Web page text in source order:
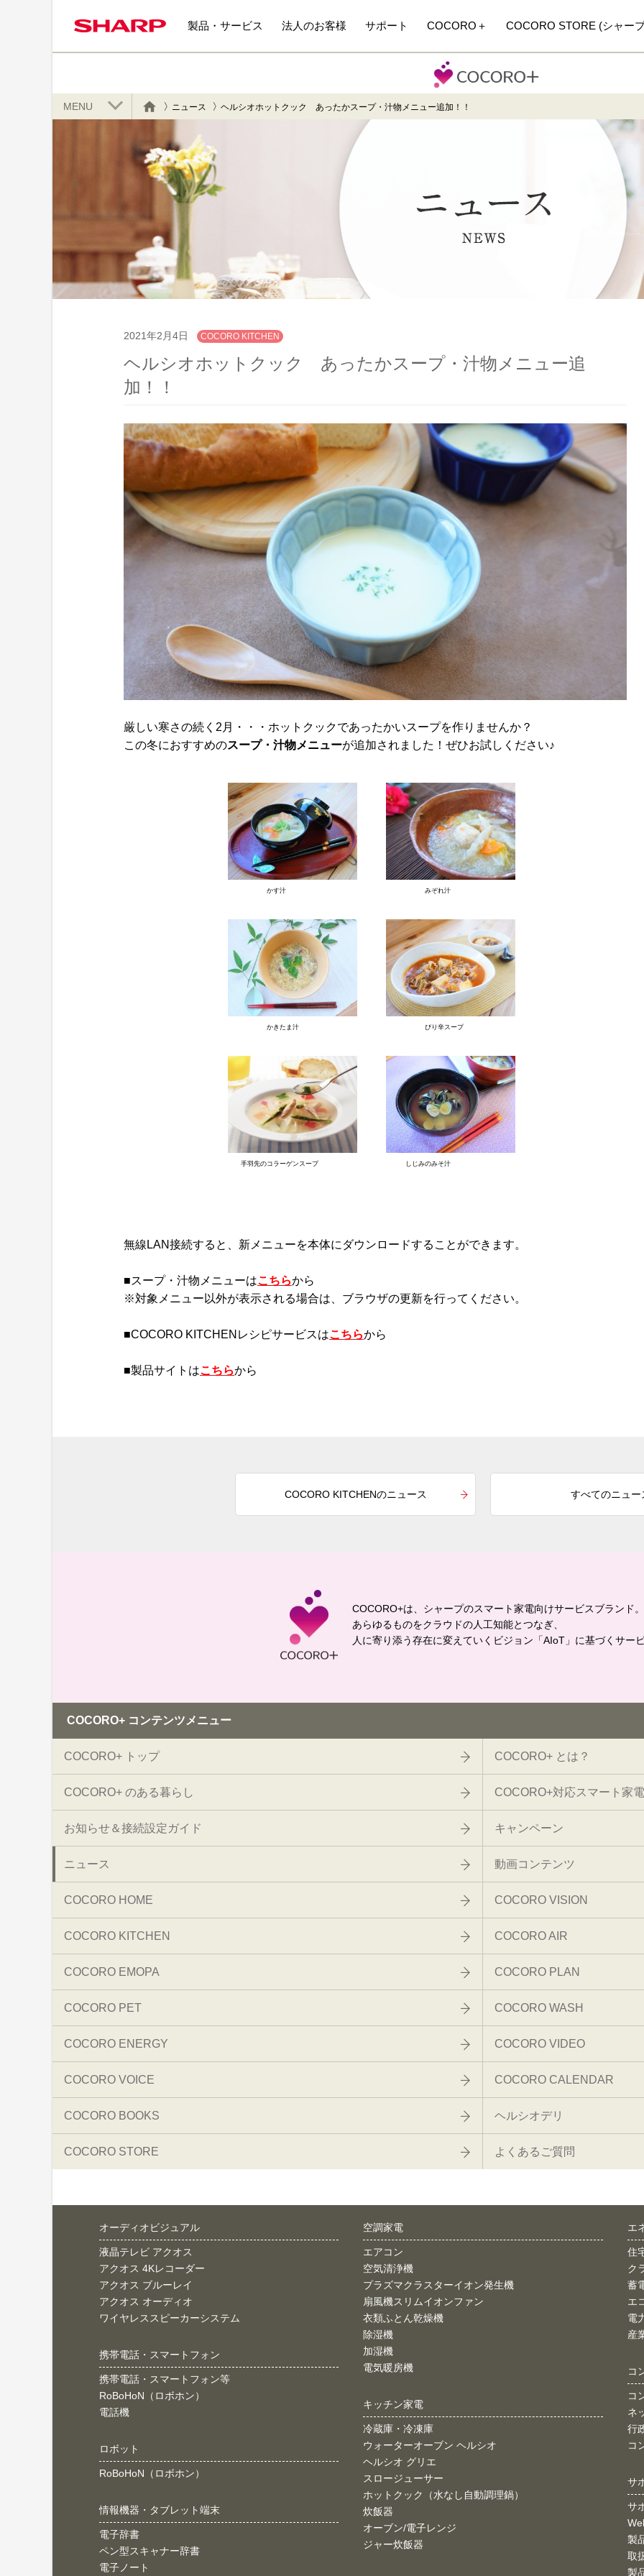
製品・サービス 法人のお客様 サポート COCORO＋ COCORO STORE (シャー
MENU ニュース ヘルシオホットクック あったかスープ・汁物メニュー追加！！
2021年2月4日 COCORO KITCHEN
ヘルシオホットクック あったかスープ・汁物メニュー追
加！！
厳しい寒さの続く2月・・・ホットクックであったかいスープを作りませんか？
この冬におすすめのスープ・汁物メニューが追加されました！ぜひお試しください♪
かす汁 みぞれ汁
かきたま汁 ぴり辛スープ
手羽先のコラーゲンスープ しじみのみそ汁
無線LAN接続すると、新メニューを本体にダウンロードすることができます。
■スープ・汁物メニューはこちらから
※対象メニュー以外が表示される場合は、ブラウザの更新を行ってください。
■COCORO KITCHENレシピサービスはこちらから
■製品サイトはこちらから
COCORO KITCHENのニュース すべてのニュー
COCORO+は、シャープのスマート家電向けサービスブランド。
あらゆるものをクラウドの人工知能とつなぎ、
人に寄り添う存在に変えていくビジョン「AIoT」に基づくサー
COCORO+ コンテンツメニュー
COCORO+ トップ COCORO+ とは？
COCORO+ のある暮らし COCORO+対応スマート家
お知らせ＆接続設定ガイド キャンペーン
ニュース 動画コンテンツ
COCORO HOME COCORO VISION
COCORO KITCHEN COCORO AIR
COCORO EMOPA COCORO PLAN
COCORO PET COCORO WASH
COCORO ENERGY COCORO VIDEO
COCORO VOICE COCORO CALENDAR
COCORO BOOKS ヘルシオデリ
COCORO STORE よくあるご質問
オーディオビジュアル
液晶テレビ アクオス
アクオス 4Kレコーダー
アクオス ブルーレイ
アクオス オーディオ
ワイヤレススピーカーシステム
携帯電話・スマートフォン
携帯電話・スマートフォン等
RoBoHoN（ロボホン）
電話機
ロボット
RoBoHoN（ロボホン）
情報機器・タブレット端末
電子辞書
ペン型スキャナー辞書
電子ノート
空調家電
エアコン
空気清浄機
プラズマクラスターイオン発生機
扇風機スリムイオンファン
衣類ふとん乾燥機
除湿機
加湿機
電気暖房機
キッチン家電
冷蔵庫・冷凍庫
ウォーターオーブン ヘルシオ
ヘルシオ グリエ
スロージューサー
ホットクック（水なし自動調理鍋）
炊飯器
オーブン/電子レンジ
ジャー炊飯器
エ
住
ク
蓄
エ
電
産
コ
コ
ネ
行
コ
サ
サ
製
取
製